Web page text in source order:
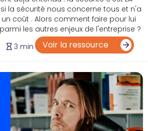
si la sécurité nous concerne tous et n'a
un coût . Alors comment faire pour lui
les autres enjeux de l'entreprise ?
3 min Voir la ressource